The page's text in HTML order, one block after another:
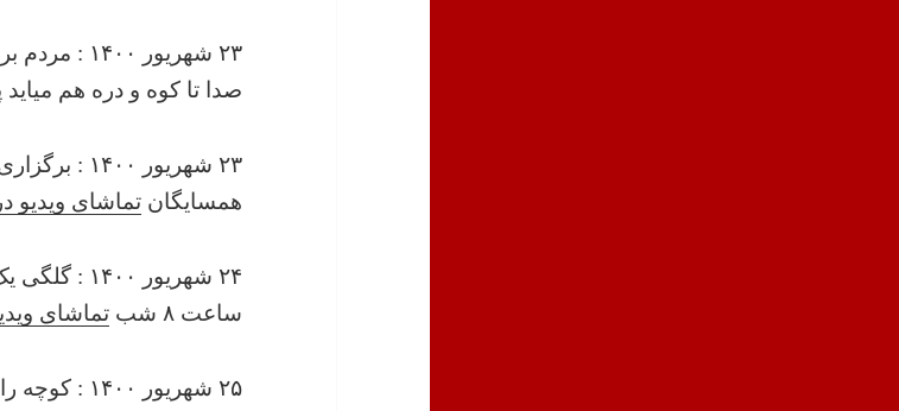
۲۳
صدا تا کوه و دره هم
۲۳ شهریور
همسایگانتماشای ویدیو
۲۴ شهریور
ساعت ۸ شب
تماشای
۲۵